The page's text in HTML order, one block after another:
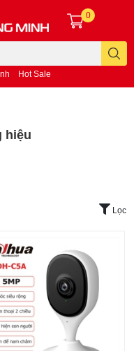
Hot Sale
0
hiệu
Lọc